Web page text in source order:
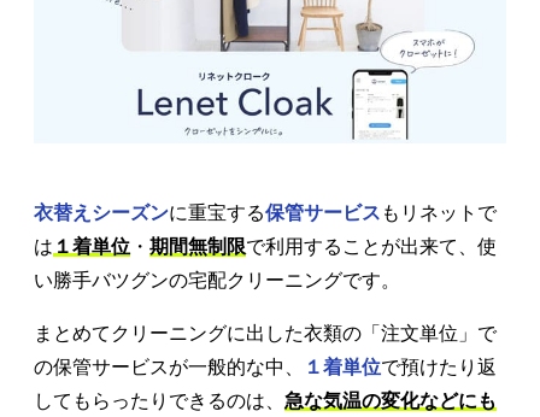
衣替えシーズンに重宝する保管サービス もリネットで
は １着単位 ・ 期間無制限で利用することが出来て、使
い勝手バツグンの宅配クリーニングです。
まとめてクリーニングに出した衣類の「注文単位」で
の保管サービスが一般的な中、
１着単位で預けたり返
してもらったりできるのは、 急な気温の変化などにも